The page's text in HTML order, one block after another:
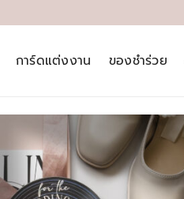
การ์ดแต่งงาน ของชำร่วย